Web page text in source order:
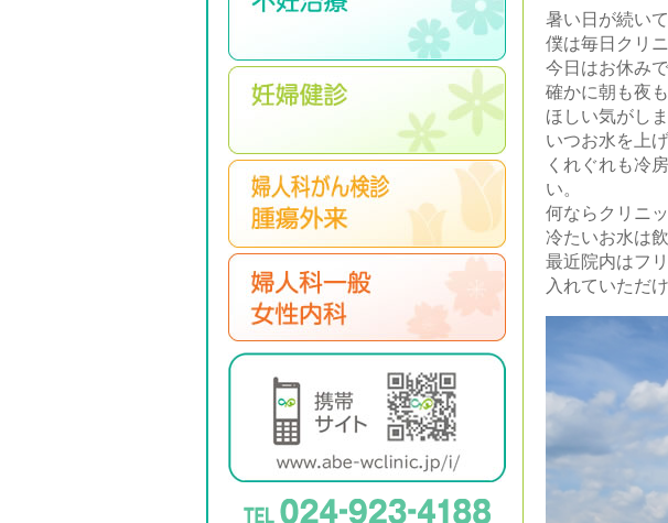
暑い日が続い
僕は毎日クリ
今日はお休み
確かに朝も夜
ほしい気がし
いつお水を上
くれぐれも冷
い。
何ならクリニ
冷たいお水は
最近院内はフ
入れていただ